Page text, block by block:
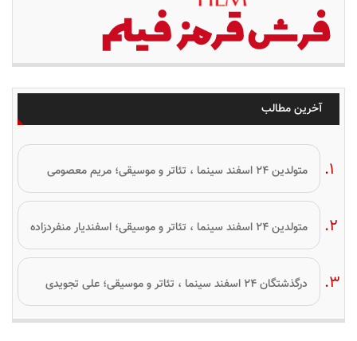
آخرین مطالب
متولدین ۲۴ اسفند سینما ، تئاتر و موسیقی؛ مریم معصومی
متولدین ۲۴ اسفند سینما ، تئاتر و موسیقی؛ اسفندیار منفردزاده
درگذشتگان ۲۴ اسفند سینما ، تئاتر و موسیقی؛ علی تجویدی